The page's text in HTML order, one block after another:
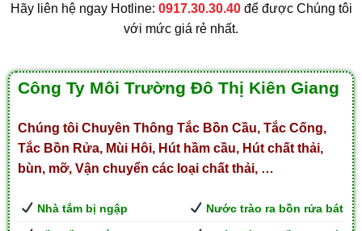
Hãy liên hệ ngay Hotline: 0917.30.30.40 để được Chúng tôi
với mức giá rẻ nhất.
Công Ty Môi Trường Đô Thị Kiên Giang
Chúng tôi Chuyên Thông Tắc Bồn Cầu, Tắc Cống,
Tắc Bồn Rửa, Mùi Hôi, Hút hầm cầu, Hút chất thải,
bùn, mỡ, Vận chuyển các loại chất thải, …
Nhà tắm bị ngập Nước trào ra bồn rửa bát